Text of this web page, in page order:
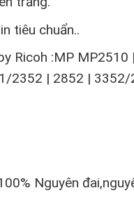
tiêu chuẩn..
Ricoh :MP
2352 | 2852 |
Nguyên